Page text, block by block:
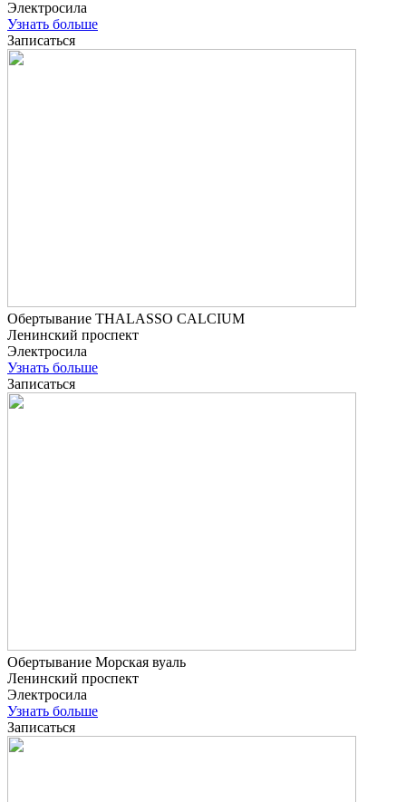
Электросила
Узнать больше
Записаться
Обертывание THALASSO CALCIUM
Ленинский проспект
Электросила
Узнать больше
Записаться
Обертывание Морская вуаль
Ленинский проспект
Электросила
Узнать больше
Записаться